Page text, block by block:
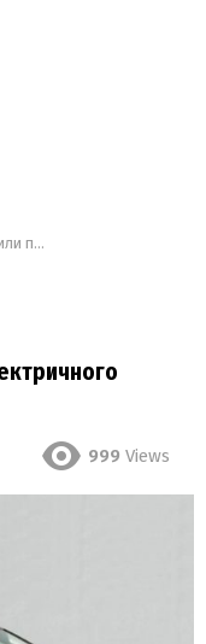
Volkswagen ID.6
999 Views